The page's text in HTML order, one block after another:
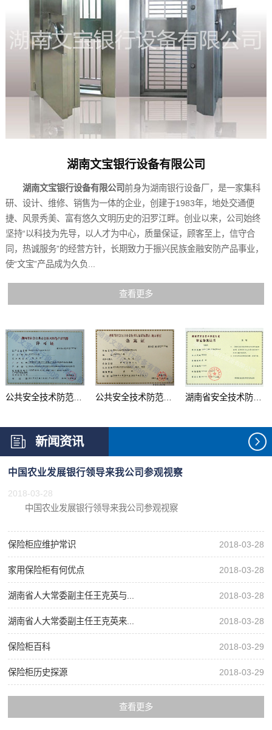
湖南文宝银行设备有限公司
湖南文宝银行设备有限公司前身为湖南银行设备厂，是一家集科
研、设计、维修、销售为一体的企业，创建于1983年，地处交通便
捷、风景秀美、富有悠久文明历史的汨罗江畔。创业以来，公司始终
坚持“以科技为先导，以人才为中心，质量保证，顾客至上，信守合
同，热诚服务”的经营方针，长期致力于振兴民族金融安防产品事业，
使“文宝”产品成为久负...
查看更多
公共安全技术防范产品... 公共安全技术防范系统... 湖南省安全技术防范行...
新闻资讯
中国农业发展银行领导来我公司参观视察
2018-03-28
中国农业发展银行领导来我公司参观视察
保险柜应维护常识 2018-03-28
家用保险柜有何优点 2018-03-28
湖南省人大常委副主任王克英与... 2018-03-28
湖南省人大常委副主任王克英来... 2018-03-28
保险柜百科 2018-03-29
保险柜历史探源 2018-03-29
查看更多